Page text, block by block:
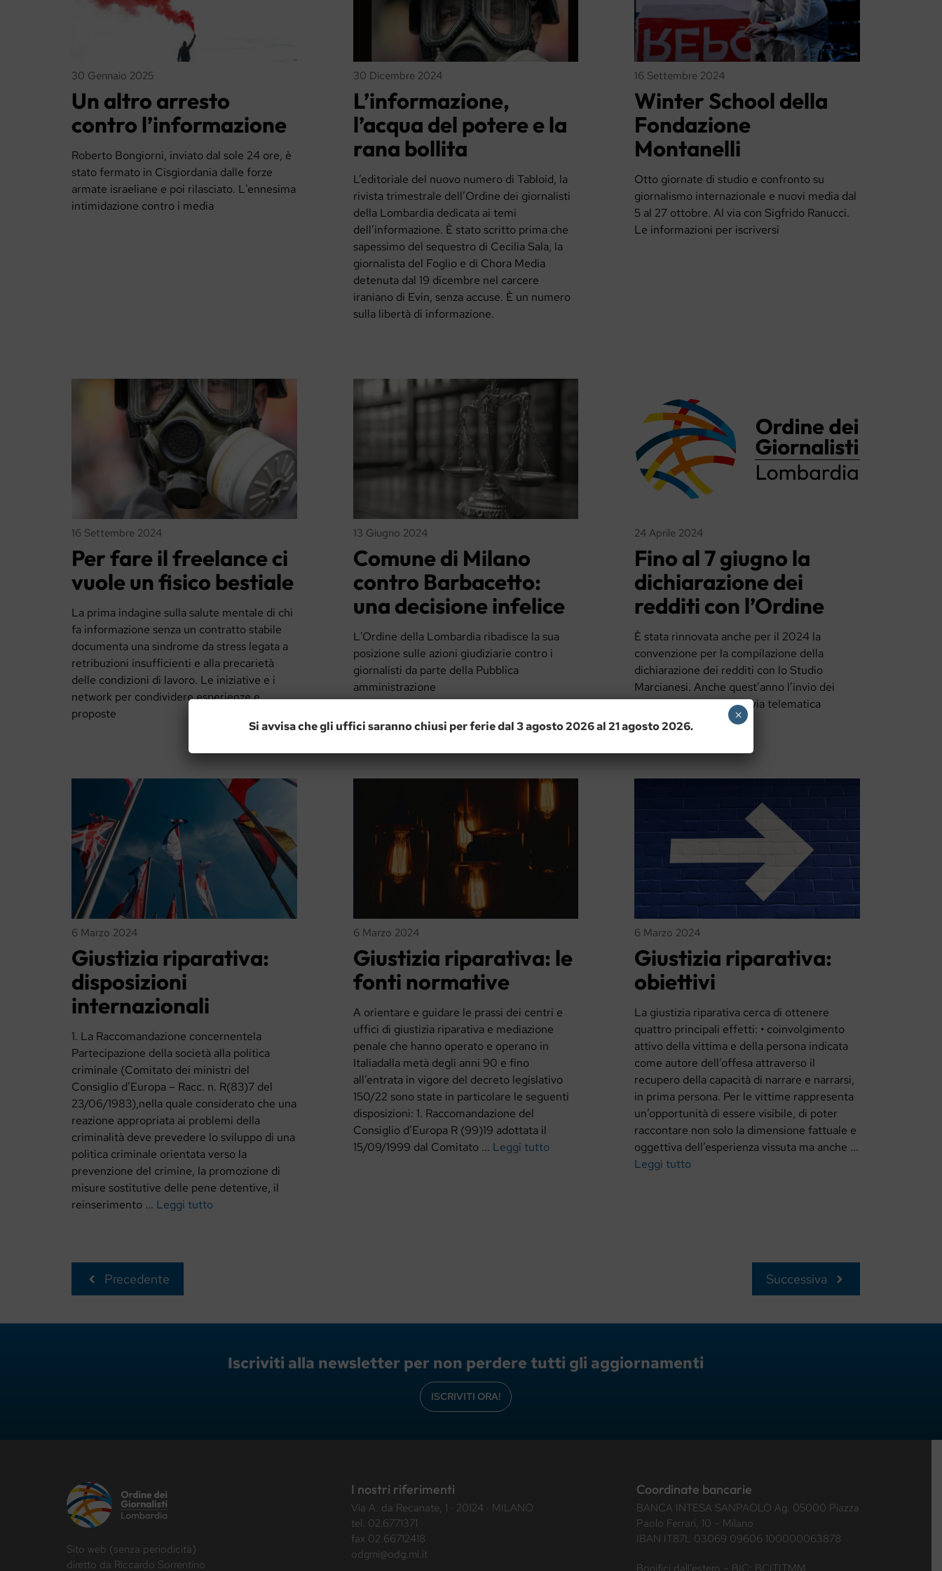
30 Gennaio 2025
Un altro arresto
contro l’informazione
Roberto Bongiorni, inviato dal sole 24 ore, è
stato fermato in Cisgiordania dalle forze
armate israeliane e poi rilasciato. L'ennesima
intimidazione contro i media
30 Dicembre 2024
L’informazione,
l’acqua del potere e la
rana bollita
L’editoriale del nuovo numero di Tabloid, la
rivista trimestrale dell’Ordine dei giornalisti
della Lombardia dedicata ai temi
dell’informazione. È stato scritto prima che
sapessimo del sequestro di Cecilia Sala, la
giornalista del Foglio e di Chora Media
detenuta dal 19 dicembre nel carcere
iraniano di Evin, senza accuse. È un numero
sulla libertà di informazione.
16 Settembre 2024
Winter School della
Fondazione
Montanelli
Otto giornate di studio e confronto su
giornalismo internazionale e nuovi media dal
5 al 27 ottobre. Al via con Sigfrido Ranucci.
Le informazioni per iscriversi
16 Settembre 2024
Per fare il freelance ci
vuole un fisico bestiale
La prima indagine sulla salute mentale di chi
fa informazione senza un contratto stabile
documenta una sindrome da stress legata a
retribuzioni insufficienti e alla precarietà
delle condizioni di lavoro. Le iniziative e i
network per condividere esperienze e
proposte
13 Giugno 2024
Comune di Milano
contro Barbacetto:
una decisione infelice
L'Ordine della Lombardia ribadisce la sua
posizione sulle azioni giudiziarie contro i
giornalisti da parte della Pubblica
amministrazione
24 Aprile 2024
Fino al 7 giugno la
dichiarazione dei
redditi con l’Ordine
È stata rinnovata anche per il 2024 la
convenzione per la compilazione della
dichiarazione dei redditi con lo Studio
Marcianesi. Anche quest’anno l’invio dei
documenti avverrà per via telematica
6 Marzo 2024
Giustizia riparativa:
disposizioni
internazionali
1. La Raccomandazione concernentela
Partecipazione della società alla politica
criminale (Comitato dei ministri del
Consiglio d’Europa – Racc. n. R(83)7 del
23/06/1983),nella quale considerato che una
reazione appropriata ai problemi della
criminalità deve prevedere lo sviluppo di una
politica criminale orientata verso la
prevenzione del crimine, la promozione di
misure sostitutive delle pene detentive, il
reinserimento ... Leggi tutto
6 Marzo 2024
Giustizia riparativa: le
fonti normative
A orientare e guidare le prassi dei centri e
uffici di giustizia riparativa e mediazione
penale che hanno operato e operano in
Italiadalla metà degli anni 90 e fino
all’entrata in vigore del decreto legislativo
150/22 sono state in particolare le seguenti
disposizioni: 1. Raccomandazione del
Consiglio d’Europa R (99)19 adottata il
15/09/1999 dal Comitato ... Leggi tutto
6 Marzo 2024
Giustizia riparativa:
obiettivi
La giustizia riparativa cerca di ottenere
quattro principali effetti: • coinvolgimento
attivo della vittima e della persona indicata
come autore dell’offesa attraverso il
recupero della capacità di narrare e narrarsi,
in prima persona. Per le vittime rappresenta
un’opportunità di essere visibile, di poter
raccontare non solo la dimensione fattuale e
oggettiva dell’esperienza vissuta ma anche ...
Leggi tutto
Precedente Successiva
Iscriviti alla newsletter per non perdere tutti gli aggiornamenti
ISCRIVITI ORA!
Sito web (senza periodicità)
diretto da Riccardo Sorrentino
I nostri riferimenti
Via A. da Recanate, 1 · 20124 · MILANO
tel. 02.6771371
fax 02 66712418
odgmi@odg.mi.it
Coordinate bancarie
BANCA INTESA SANPAOLO Ag. 05000 Piazza
Paolo Ferrari, 10 – Milano
IBAN IT87L 03069 09606 100000063878
Si avvisa che gli uffici saranno chiusi per ferie dal 3 agosto 2026 al 21 agosto 2026.
×